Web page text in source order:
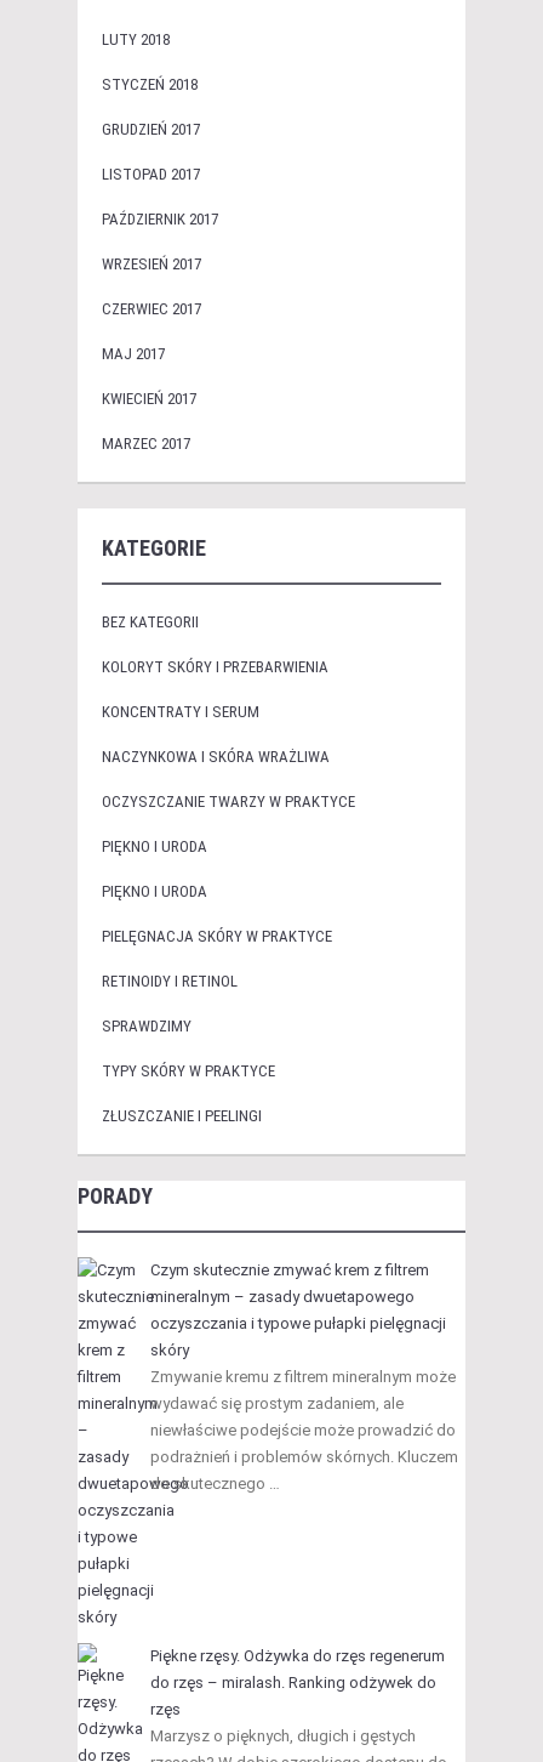
LUTY 2018
STYCZEŃ 2018
GRUDZIEŃ 2017
LISTOPAD 2017
PAŹDZIERNIK 2017
WRZESIEŃ 2017
CZERWIEC 2017
MAJ 2017
KWIECIEŃ 2017
MARZEC 2017
KATEGORIE
BEZ KATEGORII
KOLORYT SKÓRY I PRZEBARWIENIA
KONCENTRATY I SERUM
NACZYNKOWA I SKÓRA WRAŻLIWA
OCZYSZCZANIE TWARZY W PRAKTYCE
PIĘKNO I URODA
PIĘKNO I URODA
PIELĘGNACJA SKÓRY W PRAKTYCE
RETINOIDY I RETINOL
SPRAWDZIMY
TYPY SKÓRY W PRAKTYCE
ZŁUSZCZANIE I PEELINGI
PORADY
Czym skutecznie zmywać krem z filtrem
mineralnym – zasady dwuetapowego
oczyszczania i typowe pułapki pielęgnacji
skóry
Zmywanie kremu z filtrem mineralnym może
wydawać się prostym zadaniem, ale
niewłaściwe podejście może prowadzić do
podrażnień i problemów skórnych. Kluczem
do skutecznego …
Piękne rzęsy. Odżywka do rzęs regenerum
do rzęs – miralash. Ranking odżywek do
rzęs
Marzysz o pięknych, długich i gęstych